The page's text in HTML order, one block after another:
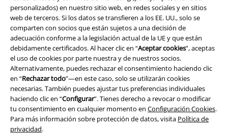
personalizados) en nuestro sitio web, en redes sociales y en sitios
web de terceros. Si los datos se transfieren a los EE. UU., solo se
comparten con socios que están sujetos a una decisión de
adecuación conforme a la legislación actual de la UE y que están
debidamente certificados. Al hacer clic en “Aceptar cookies”, aceptas
el uso de cookies por parte nuestra y de nuestros socios.
Alternativamente, puedes rechazar el consentimiento haciendo clic
en “Rechazar todo”—en este caso, solo se utilizarán cookies
necesarias. También puedes ajustar tus preferencias individuales
haciendo clic en “Configurar”. Tienes derecho a revocar o modificar
tu consentimiento en cualquier momento en Configuración Cookies.
Para más información sobre protección de datos, visita Política de
privacidad.
A Warner Music Group Company
Seguridad